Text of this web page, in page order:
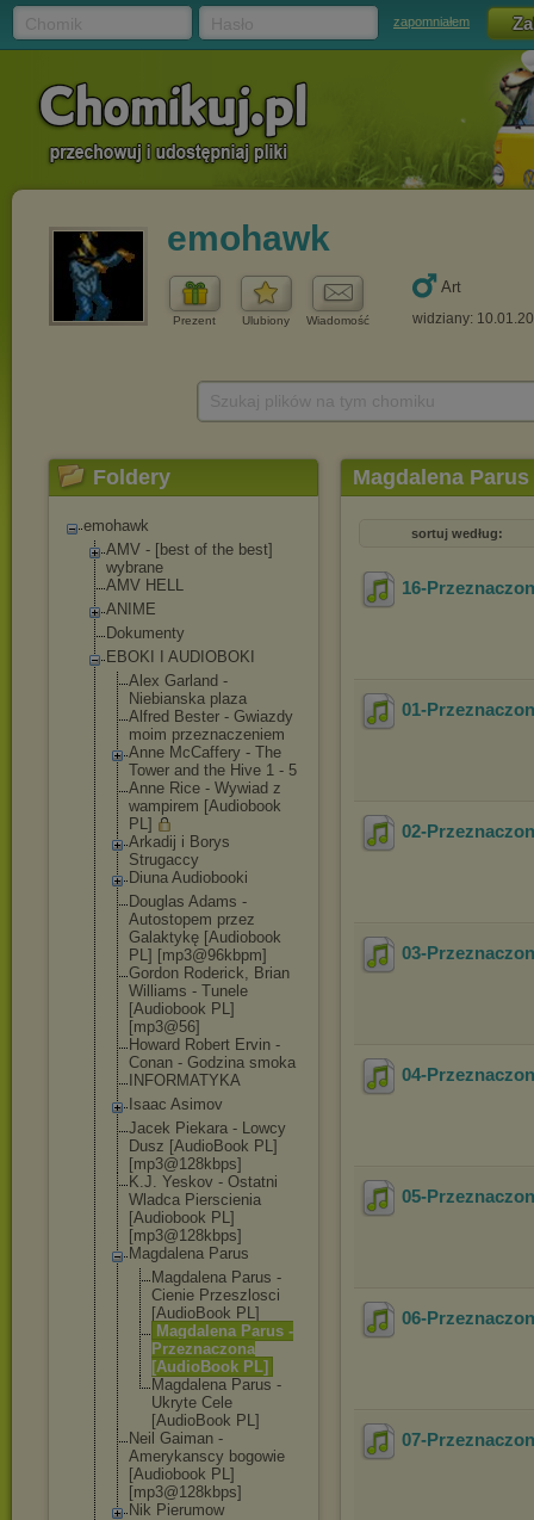
zapomniałem
emohawk
Prezent Ulubiony Wiadomość
Art
widziany:
Foldery
emohawk
AMV - [best of the best]
wybrane
AMV HELL
ANIME
Dokumenty
EBOKI I AUDIOBOKI
Alex Garland -
Niebianska plaza
Alfred Bester - Gwiazdy
moim przeznaczeniem
Anne McCaffery - The
Tower and the Hive 1 - 5
Anne Rice - Wywiad z
wampirem [Audiobook
PL]
Arkadij i Borys
Strugaccy
Diuna Audiobooki
Douglas Adams -
Autostopem przez
Galaktykę [Audiobook
PL] [mp3@96kbpm]
Gordon Roderick, Brian
Williams - Tunele
[Audiobook PL]
[mp3@56]
Howard Robert Ervin -
Conan - Godzina smoka
INFORMATYKA
Isaac Asimov
Jacek Piekara - Lowcy
Dusz [AudioBook PL]
[mp3@128kbps]
K.J. Yeskov - Ostatni
Wladca Pierscienia
[Audiobook PL]
[mp3@128kbps]
Magdalena Parus
Magdalena Parus -
Cienie Przeszlosci
[AudioBook PL]
Magdalena Parus -
Przeznaczona
[AudioBook PL]
Magdalena Parus -
Ukryte Cele
[AudioBook PL]
Neil Gaiman -
Amerykanscy bogowie
[Audiobook PL]
[mp3@128kbps]
Nik Pierumow
Magdalena
sortuj według:
16-
01-
02-
03-
04-
05-
06-
07-